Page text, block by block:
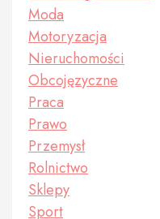
Moda
Motoryzacja
Nieruchomości
Obcojęzyczne
Praca
Prawo
Przemysł
Rolnictwo
Sklepy
Sport